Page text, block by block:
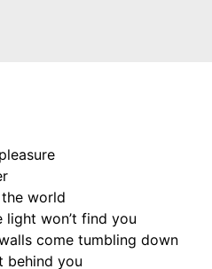
world
light won’t find you
come tumbling down
behind you